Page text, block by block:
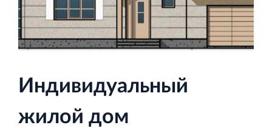
и Ленинградской области
Строительная система ROSSTRO‐VELOX
Несъёмная опалубка из щепоцементных плит
Индивидуальный
жилой дом